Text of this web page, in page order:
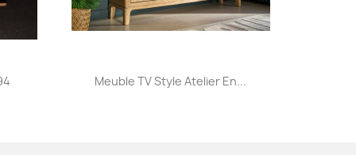
Aperçu rapide
Meuble TV Style Atelier En...